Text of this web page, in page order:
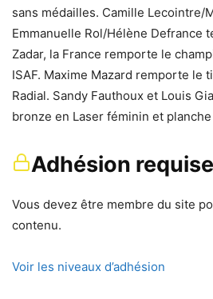
sans médailles. Camille Lecointre/
Emmanuelle Rol/Hélène Defrance
Zadar, la France remporte le
ISAF. Maxime Mazard remporte le
Radial. Sandy Fauthoux et Louis
bronze en Laser féminin et
Adhésion requise
Vous devez être membre du site
contenu.
Voir les niveaux d’adhésion